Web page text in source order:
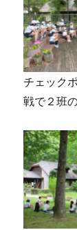
チェック
戦で２班